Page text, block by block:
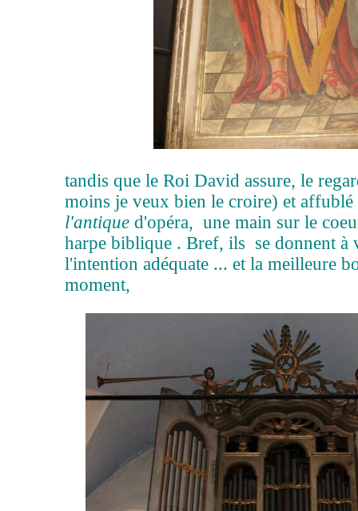
tandis que le Roi David assure, le
moins je veux bien le croire) et
l'antique d'opéra, une main sur le
harpe biblique . Bref, ils se donnent à
l'intention adéquate ... et la meilleure
moment,